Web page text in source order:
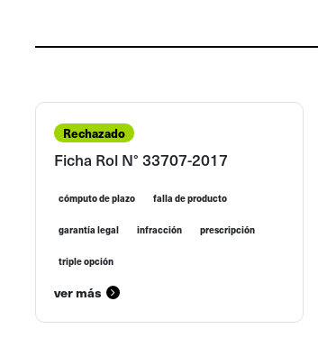
Rechazado
Ficha Rol N° 33707-2017
cómputo de plazo falla de producto
garantía legal infracción prescripción
triple opción
ver más